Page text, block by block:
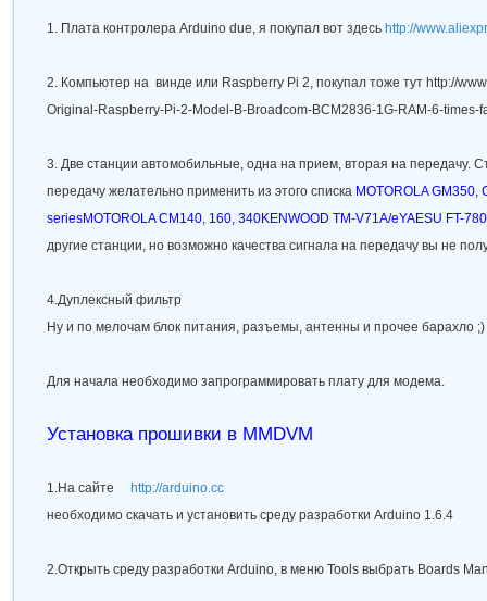
1. Плата контролераArduino due, я покупал вот здесь http://
2. Компьютер на винде или Raspberry Pi 2, покупал тоже тут http://
Original-Raspberry-Pi-2-Model-B-Broadcom-BCM2836-1G-RAM-6-times-
3.Две станции автомобильные, одна на прием, вторая на передачу.
передачу желательно применить из этого списка MOTOROLA GM350,
seriesMOTOROLA CM140, 160, 340KENWOOD TM-V71A/eYAESU FT-
другие станции, но возможно качества сигнала на передачу вы не
4.Дуплексный фильтр
Ну и по мелочам блок питания, разъемы, антенны и прочее барахло ;)
Для начала необходимо запрограммировать плату для модема.
Установка прошивки в MMDVM
1.На сайте
http://arduino.cc
необходимо скачать и установить среду разработки Arduino 1.6.4
2.Открыть среду разработки Arduino, в менюTools выбрать Boards